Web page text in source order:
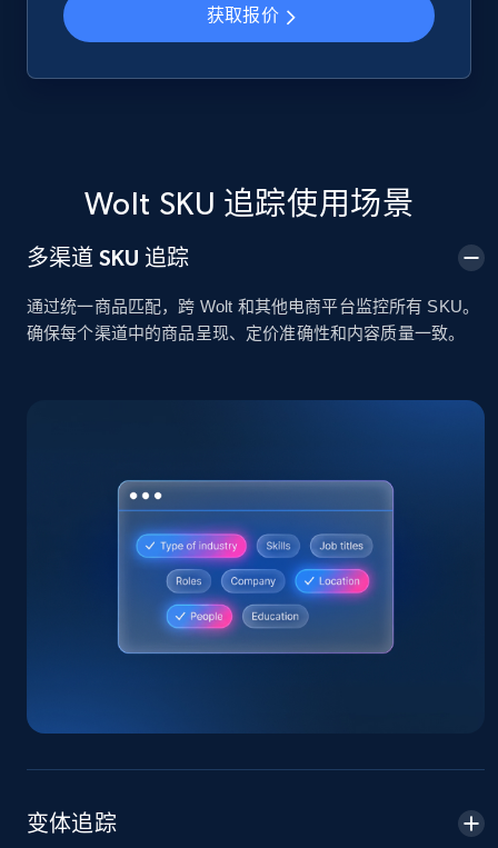
2.4K+ 199+ 立即开始
Google Shopping - collects products from
web using keywords
Rating, Reviews count, Images, Variations, and
2.4K+ 199+ 立即开始
Amazon products global dataset
Title, Seller name, Brand, Description, Initial
price, Currency, Availability, Reviews count, and
2.1K+ 375+
获取报价
Wolt SKU 追踪使用场景
多渠道 SKU 追踪
通过统一商品匹配，跨 Wolt 和其他电商平台监控所有 SKU。
确保每个渠道中的商品呈现、定价准确性和内容质量一致。
变体追踪